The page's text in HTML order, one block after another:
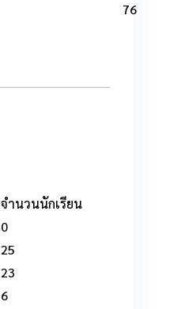
76
จำนวนนักเรียน
0
25
23
6